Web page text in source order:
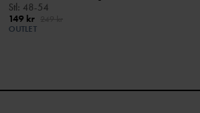
Stl: 48-54
149 kr
OUTLET